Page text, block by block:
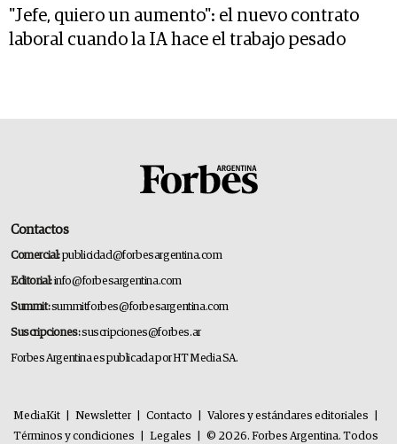
"Jefe, quiero un aumento": el nuevo contrato
laboral cuando la IA hace el trabajo pesado
Contactos
Comercial:publicidad@forbesargentina.com
Editorial:info@forbesargentina.com
Summit:summitforbes@forbesargentina.com
Suscripciones:suscripciones@forbes.ar
Forbes Argentina es publicada por HT Media SA.
MediaKit Newsletter Contacto Valores y estándares editoriales
Términos y condiciones
Legales © 2026. Forbes Argentina. Todos